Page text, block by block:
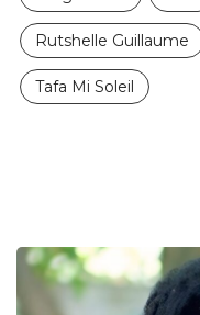
Rutshelle Guillaume
Tafa Mi Soleil